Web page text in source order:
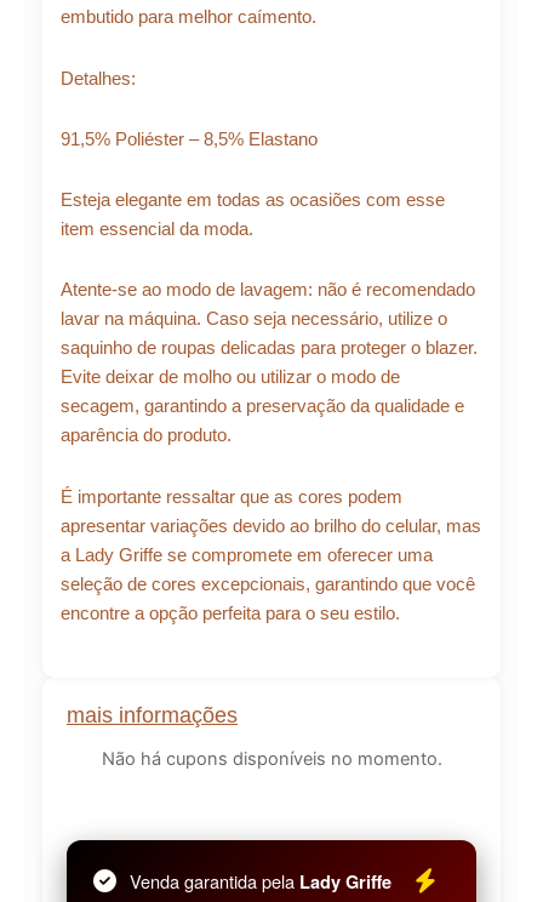
mais informações
Não há cupons disponíveis no momento.
Venda garantida pela Lady Griffe
embutido para melhor caímento.
Detalhes:
91,5% Poliéster – 8,5% Elastano
Esteja elegante em todas as ocasiões com esse
item essencial da moda.
Atente-se ao modo de lavagem: não é recomendado
lavar na máquina. Caso seja necessário, utilize o
saquinho de roupas delicadas para proteger o blazer.
Evite deixar de molho ou utilizar o modo de
secagem, garantindo a preservação da qualidade e
aparência do produto.
É importante ressaltar que as cores podem
apresentar variações devido ao brilho do celular, mas
a Lady Griffe se compromete em oferecer uma
seleção de cores excepcionais, garantindo que você
encontre a opção perfeita para o seu estilo.